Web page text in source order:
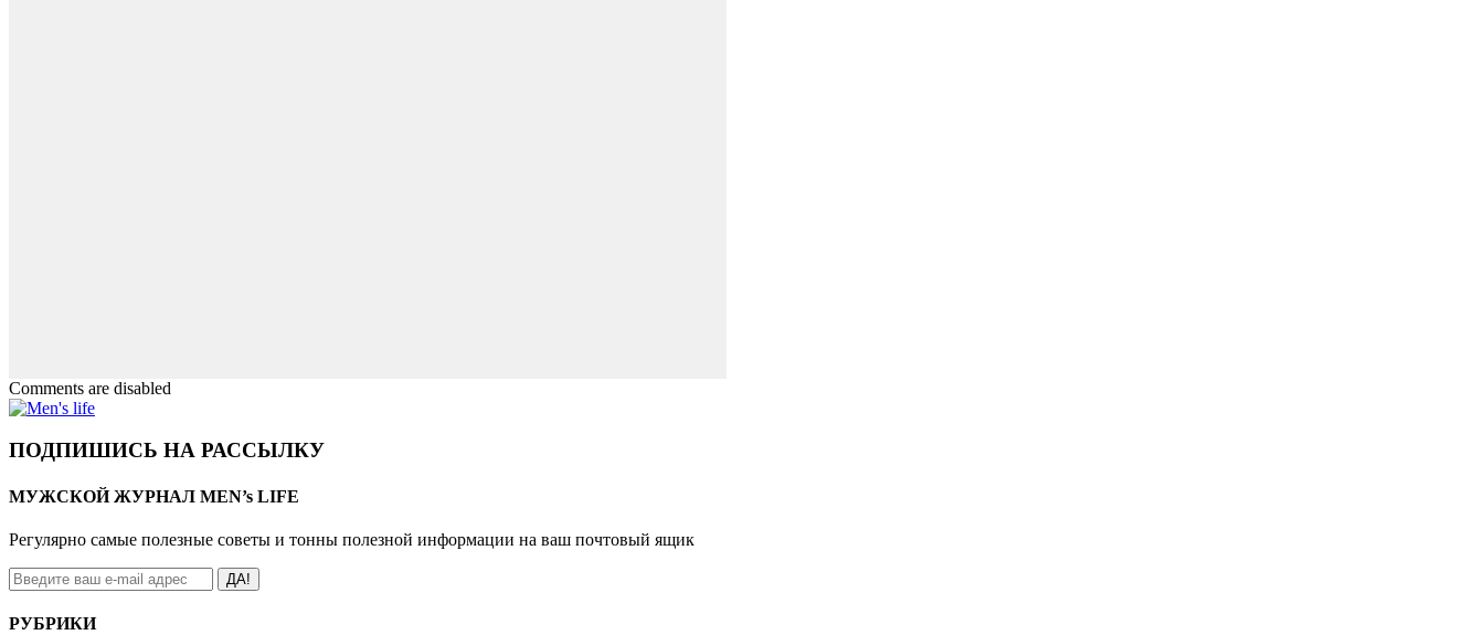
Comments are disabled
ПОДПИШИСЬ НА РАССЫЛКУ
МУЖСКОЙ ЖУРНАЛ MEN’s LIFE
Регулярно самые полезные советы и тонны полезной информации на ваш почтовый ящик
ДА!
РУБРИКИ